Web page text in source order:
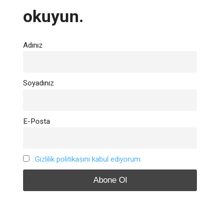
okuyun.
Adınız
Soyadınız
E-Posta
Gizlilik politikasını kabul ediyorum.